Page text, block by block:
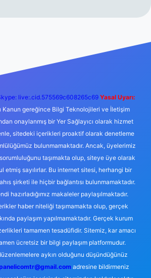
live:.cid.575569c608265c69 Yasal Uyarı:
Kanun gereğince Bilgi Teknolojileri ve İletişim
onaylanmış bir Yer Sağlayıcı olarak hizmet
sitedeki içerikleri proaktif olarak denetleme
bulunmamaktadır. Ancak, üyelerimiz
taşımakta olup, siteye üye olarak
etmiş sayılırlar. Bu internet sitesi, herhangi bir
şirketi ile hiçbir bağlantısı bulunmamaktadır.
hazırladığımız makaleler paylaşılmaktadır.
haber niteliği taşımamakta olup, gerçek
paylaşım yapılmamaktadır. Gerçek kurum
tamamen tesadüfidir. Sitemiz, kar amacı
ücretsiz bir bilgi paylaşım platformudur.
aykırı olduğunu düşündüğünüz
adresine bildirmeniz